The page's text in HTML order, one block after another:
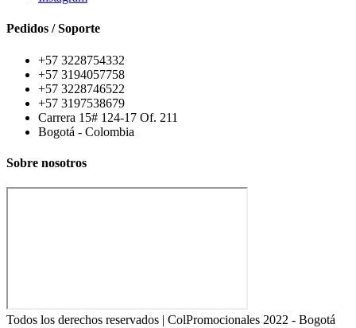
Pedidos / Soporte
+57 3228754332
+57 3194057758
+57 3228746522
+57 3197538679
Carrera 15# 124-17 Of. 211
Bogotá - Colombia
Sobre nosotros
Todos los derechos reservados | ColPromocionales 2022 - Bogotá